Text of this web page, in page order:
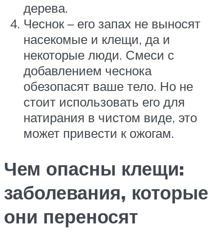
дерева.
Чеснок – его запах не выносят
насекомые и клещи, да и
некоторые люди. Смеси с
добавлением чеснока
обезопасят ваше тело. Но не
стоит использовать его для
натирания в чистом виде, это
может привести к ожогам.
Чем опасны клещи:
заболевания, которые
они переносят